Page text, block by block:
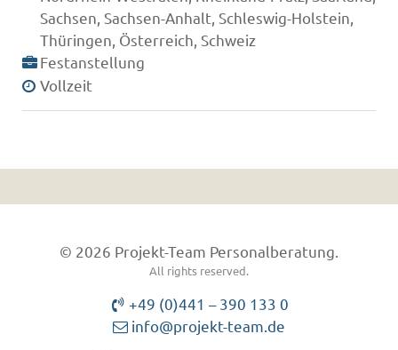
Sachsen, Sachsen-Anhalt, Schleswig-Holstein,
Thüringen, Österreich, Schweiz
Festanstellung
Vollzeit
© 2026 Projekt-Team Personalberatung.
All rights reserved.
+49 (0)441 – 390 133 0
info@projekt-team.de